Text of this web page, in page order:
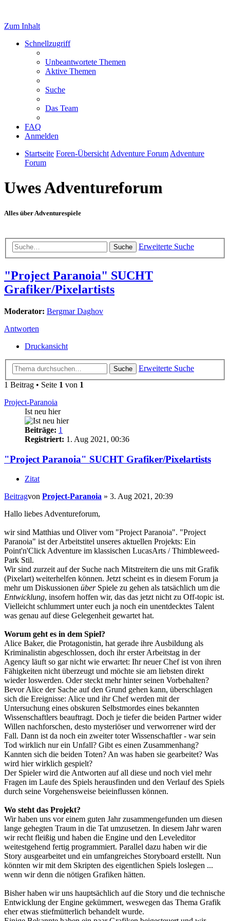
Zum Inhalt
Schnellzugriff
Unbeantwortete Themen
Aktive Themen
Suche
Das Team
FAQ
Anmelden
Startseite Foren-Übersicht Adventure Forum Adventure
Forum
Uwes Adventureforum
Alles über Adventurespiele
Suche Erweiterte Suche
"Project Paranoia" SUCHT
Grafiker/Pixelartists
Moderator: Bergmar Daghov
Antworten
Druckansicht
Suche
Erweiterte Suche
1 Beitrag • Seite 1 von 1
Project-Paranoia
Ist neu hier
Beiträge: 1
Registriert: 1. Aug 2021, 00:36
"Project Paranoia" SUCHT Grafiker/Pixelartists
Zitat
Beitragvon Project-Paranoia » 3. Aug 2021, 20:39
Hallo liebes Adventureforum,
wir sind Matthias und Oliver vom "Project Paranoia". "Project
Paranoia" ist der Arbeitstitel unseres aktuellen Projekts: Ein
Point'n'Click Adventure im klassischen LucasArts / Thimbleweed-
Park Stil.
Wir sind zurzeit auf der Suche nach Mitstreitern die uns mit Grafik
(Pixelart) weiterhelfen können. Jetzt scheint es in diesem Forum ja
mehr um Diskussionen überSpiele zu gehen als tatsächlich um die
Entwicklung, insofern hoffen wir, das das jetzt nicht zu Off-topic ist.
Vielleicht schlummert unter euch ja noch ein unentdecktes Talent
was genau auf diese Gelegenheit gewartet hat.
Worum geht es in dem Spiel?
Alice Baker, die Protagonistin, hat gerade ihre Ausbildung als
Kriminalistin abgeschlossen, doch ihr erster Arbeitstag in der
Agency läuft so gar nicht wie erwartet: Ihr neuer Chef ist von ihren
Fähigkeiten nicht überzeugt und möchte sie am liebsten direkt
wieder loswerden. Oder steckt mehr hinter seinen Vorbehalten?
Bevor Alice der Sache auf den Grund gehen kann, überschlagen
sich die Ereignisse: Alice und ihr Chef werden mit der
Untersuchung eines obskuren Selbstmordes eines bekannten
Wissenschaftlers beauftragt. Doch je tiefer die beiden Partner wider
Willen nachforschen, desto mysteriöser und verworrener wird der
Fall. Dann ist da noch ein zweiter toter Wissenschaftler - war sein
Tod wirklich nur ein Unfall? Gibt es einen Zusammenhang?
Kannten sich die beiden Toten? An was haben sie gearbeitet? Was
wird hier wirklich gespielt?
Der Spieler wird die Antworten auf all diese und noch viel mehr
Fragen im Laufe des Spiels herausfinden und den Verlauf des Spiels
durch seine Vorgehensweise beieinflussen können.
Wo steht das Projekt?
Wir haben uns vor einem guten Jahr zusammengefunden um diesen
lange gehegten Traum in die Tat umzusetzen. In diesem Jahr waren
wir recht fleißig und haben die Engine und den Leveleditor
weitestgehend fertig programmiert. Parallel dazu haben wir die
Story ausgearbeitet und ein umfangreiches Storyboard erstellt. Nun
könnten wir mit dem Skripten des eigentlichen Spiels loslegen ...
wenn wir denn die nötigen Grafiken hätten.
Bisher haben wir uns hauptsächlich auf die Story und die technische
Entwicklung der Engine gekümmert, weswegen das Thema Grafik
eher etwas stiefmütterlich behandelt wurde.